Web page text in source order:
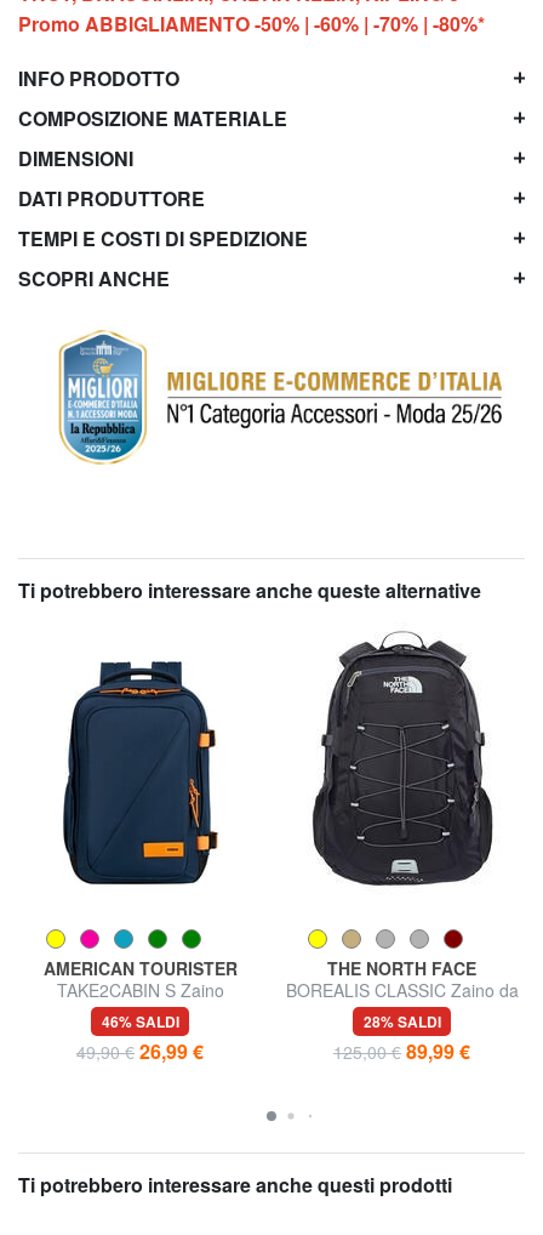
Promo ABBIGLIAMENTO -50% | -60% | -70% | -80%*
INFO PRODOTTO
COMPOSIZIONE MATERIALE
DIMENSIONI
DATI PRODUTTORE
TEMPI E COSTI DI SPEDIZIONE
SCOPRI ANCHE
Ti potrebbero interessare anche queste alternative
AMERICAN TOURISTER
TAKE2CABIN S Zaino
underseater ok Ryanair
46% SALDI
49,90 € 26,99 €
THE NORTH FACE
BOREALIS CLASSIC Zaino da
29 L
28% SALDI
125,00 € 89,99 €
Ti potrebbero interessare anche questi prodotti